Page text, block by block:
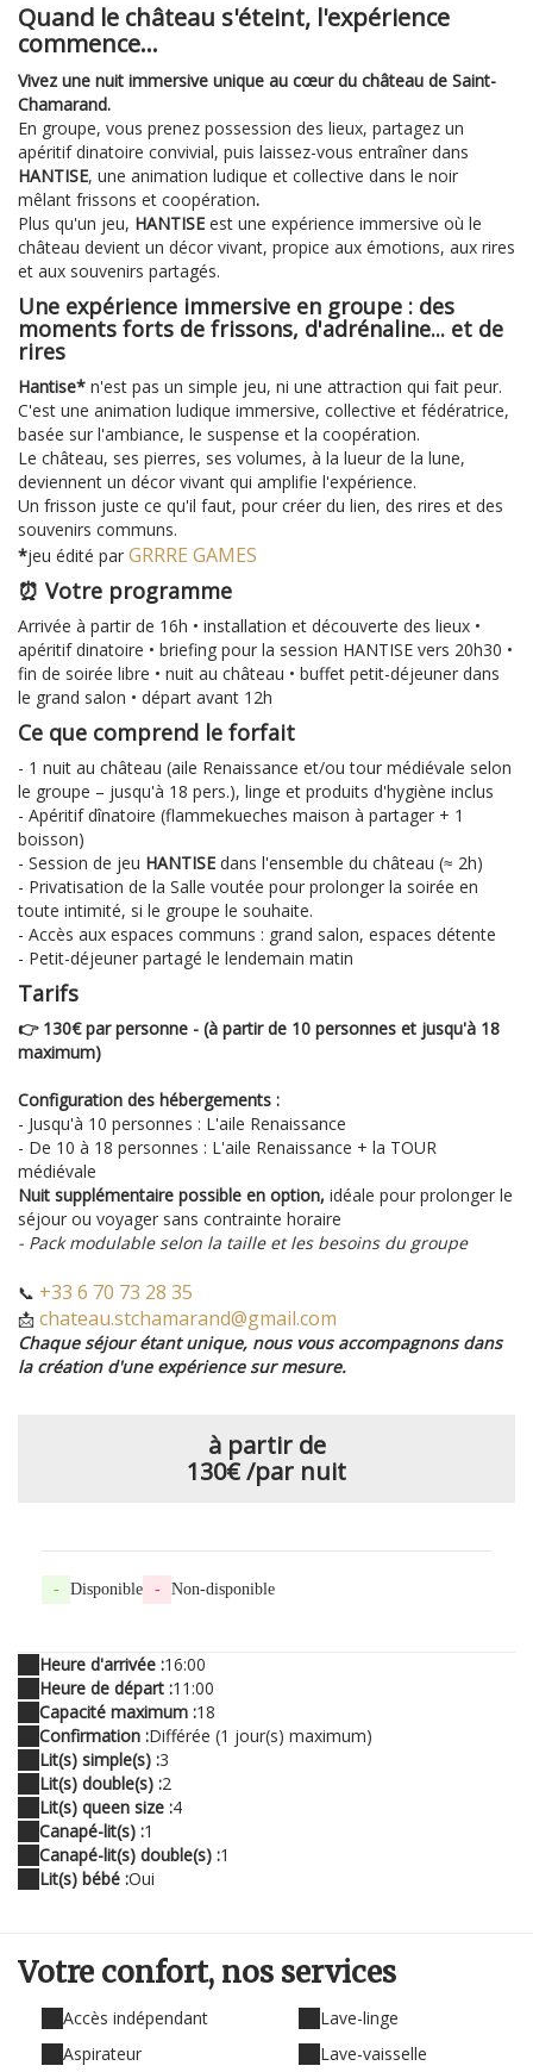
Quand le château s'éteint, l'expérience
commence...
Vivez une nuit immersive unique au cœur du château de Saint-
Chamarand.
En groupe, vous prenez possession des lieux, partagez un
apéritif dinatoire convivial, puis laissez-vous entraîner dans
HANTISE, une animation ludique et collective dans le noir
mêlant frissons et coopération.
Plus qu'un jeu, HANTISE est une expérience immersive où le
château devient un décor vivant, propice aux émotions, aux rires
et aux souvenirs partagés.
Une expérience immersive en groupe : des
moments forts de frissons, d'adrénaline... et de
rires
Hantise* n'est pas un simple jeu, ni une attraction qui fait peur.
C'est une animation ludique immersive, collective et fédératrice,
basée sur l'ambiance, le suspense et la coopération.
Le château, ses pierres, ses volumes, à la lueur de la lune,
deviennent un décor vivant qui amplifie l'expérience.
Un frisson juste ce qu'il faut, pour créer du lien, des rires et des
souvenirs communs.
*jeu édité par GRRRE GAMES
⏰ Votre programme
Arrivée à partir de 16h • installation et découverte des lieux •
apéritif dinatoire • briefing pour la session HANTISE vers 20h30 •
fin de soirée libre • nuit au château • buffet petit-déjeuner dans
le grand salon • départ avant 12h
Ce que comprend le forfait
- 1 nuit au château (aile Renaissance et/ou tour médiévale selon
le groupe – jusqu'à 18 pers.), linge et produits d'hygiène inclus
- Apéritif dînatoire (flammekueches maison à partager + 1
boisson)
- Session de jeu HANTISE dans l'ensemble du château (≈ 2h)
- Privatisation de la Salle voutée pour prolonger la soirée en
toute intimité, si le groupe le souhaite.
- Accès aux espaces communs : grand salon, espaces détente
- Petit-déjeuner partagé le lendemain matin
Tarifs
👉 130€ par personne - (à partir de 10 personnes et jusqu'à 18
maximum)
Configuration des hébergements :
- Jusqu'à 10 personnes : L'aile Renaissance
- De 10 à 18 personnes : L'aile Renaissance + la TOUR
médiévale
Nuit supplémentaire possible en option, idéale pour prolonger le
séjour ou voyager sans contrainte horaire
- Pack modulable selon la taille et les besoins du groupe
📞 +33 6 70 73 28 35
📩 chateau.stchamarand@gmail.com
Chaque séjour étant unique, nous vous accompagnons dans
la création d'une expérience sur mesure.
à partir de
130€/par nuit
- Disponible - Non-disponible
Heure d'arrivée :16:00
Heure de départ :11:00
Capacité maximum :18
Confirmation :Différée (1 jour(s) maximum)
Lit(s) simple(s) :3
Lit(s) double(s) :2
Lit(s) queen size :4
Canapé-lit(s) :1
Canapé-lit(s) double(s) :1
Lit(s) bébé :Oui
Votre confort, nos services
Accès indépendant
Aspirateur
Lave-linge
Lave-vaisselle